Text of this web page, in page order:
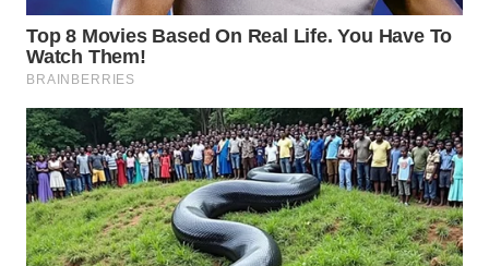
WN
KALTIM
WN
SULSEL
WN
GORONTALO